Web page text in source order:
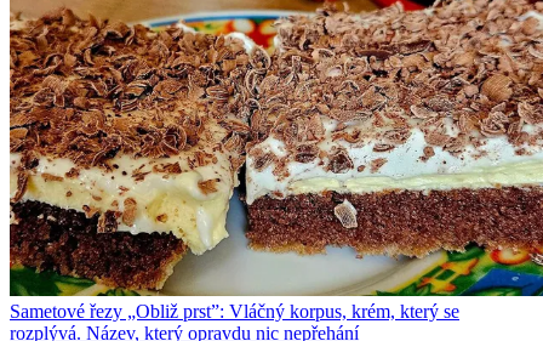
Sametové řezy „Obliž prst”: Vláčný korpus, krém, který se
rozplývá. Název, který opravdu nic nepřehání